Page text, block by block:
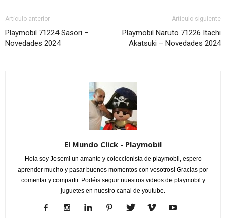
Artículo anterior
Playmobil 71224 Sasori –
Novedades 2024
Artículo siguiente
Playmobil Naruto 71226 Itachi
Akatsuki – Novedades 2024
El Mundo Click - Playmobil
Hola soy Josemi un amante y coleccionista de playmobil, espero
aprender mucho y pasar buenos momentos con vosotros! Gracias por
comentar y compartir. Podéis seguir nuestros videos de playmobil y
juguetes en nuestro canal de youtube.